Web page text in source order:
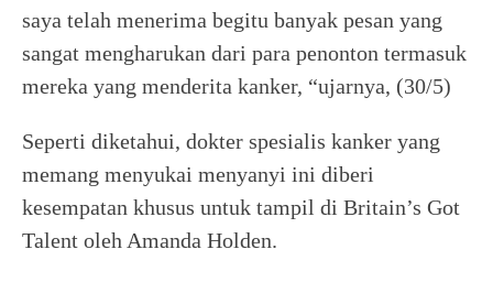
saya telah menerima begitu banyak pesan yang
sangat mengharukan dari para penonton termasuk
mereka yang menderita kanker, “ujarnya, (30/5)
Seperti diketahui, dokter spesialis kanker yang
memang menyukai menyanyi ini diberi
kesempatan khusus untuk tampil di Britain’s Got
Talent oleh Amanda Holden.